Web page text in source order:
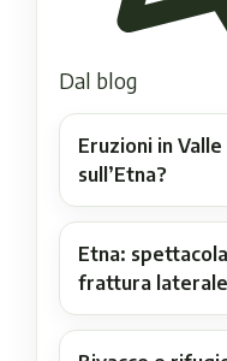
Dal blog
Eruzioni in
sull’Etna?
Etna:
frattura laterale